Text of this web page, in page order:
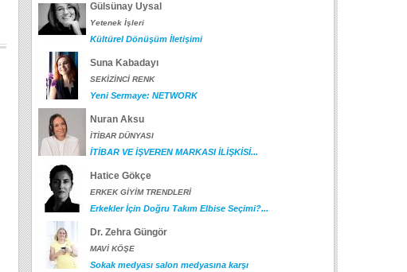
Gülsünay Uysal
Yetenek İşleri
Kültürel Dönüşüm İletişimi
Suna Kabadayı
SEKİZİNCİ RENK
Yeni Sermaye: NETWORK
Nuran Aksu
İTİBAR DÜNYASI
İTİBAR VE İŞVEREN MARKASI İLİŞKİSİ...
Hatice Gökçe
ERKEK GİYİM TRENDLERİ
Erkekler İçin Doğru Takım Elbise Seçimi?...
Dr. Zehra Güngör
MAVİ KÖŞE
Sokak medyası salon medyasına karşı